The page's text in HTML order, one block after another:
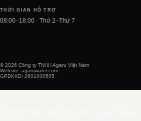
THỜI GIAN HỖ TRỢ
08:00–18:00 · Thứ 2–Thứ 7
© 2026 Công ty TNHH Agaru Việt Nam
Website: agaruwater.com
GPDKKD: 2601000505